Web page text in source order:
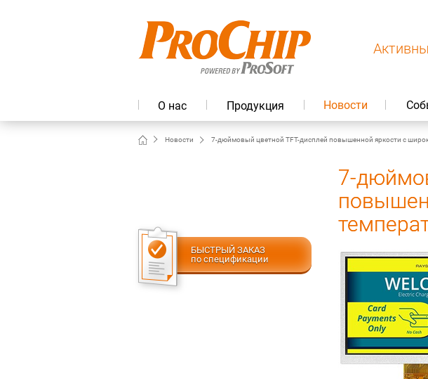
О нас Продукция Новости
Новости 7-дюймовый цветной TFT-дисплей повышенной яркости с
БЫСТРЫЙ ЗАКАЗ
по спецификации
7-